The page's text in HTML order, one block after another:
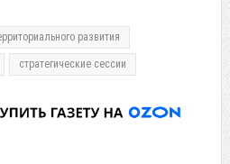
развития
стратегические сессии